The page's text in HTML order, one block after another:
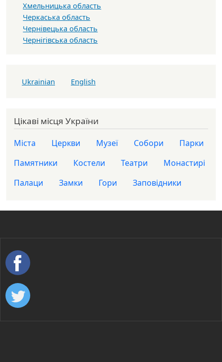
Хмельницька область
Черкаська область
Чернівецька область
Чернігівська область
Ukrainian English
Цікаві місця України
Міста Церкви Музеї Собори
Парки
Памятники
Костели Театри
Монастирі
Палаци
Замки Гори Заповідники